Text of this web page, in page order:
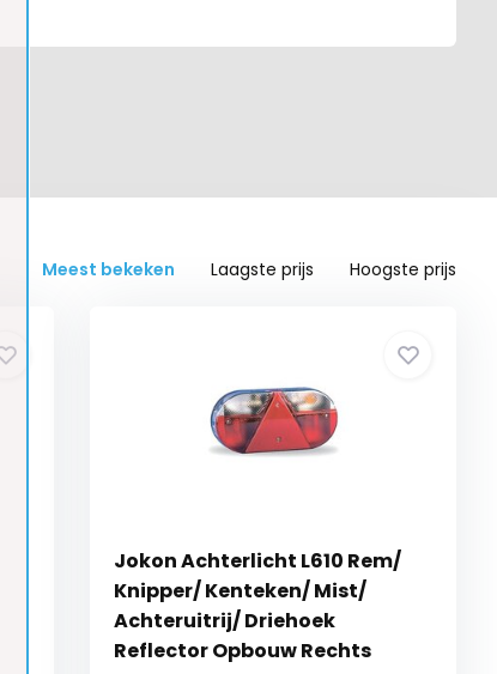
Meest bekeken Laagste prijs Hoogste prijs
Jokon Achterlicht L610 Rem/
Knipper/ Kenteken/ Mist/
Achteruitrij/ Driehoek
Reflector Opbouw Rechts